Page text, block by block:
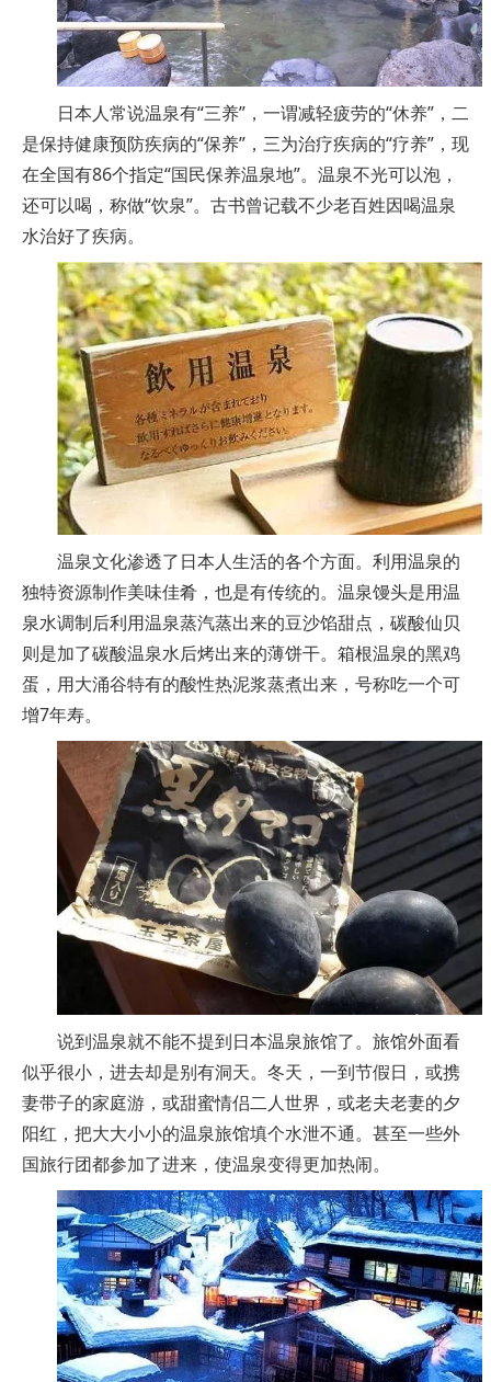
日本人常说温泉有“三养”，一谓减轻疲劳的“休养”，二
是保持健康预防疾病的“保养”，三为治疗疾病的“疗养”，现
在全国有86个指定“国民保养温泉地”。温泉不光可以泡，
还可以喝，称做“饮泉”。古书曾记载不少老百姓因喝温泉
水治好了疾病。
温泉文化渗透了日本人生活的各个方面。利用温泉的
独特资源制作美味佳肴，也是有传统的。温泉馒头是用温
泉水调制后利用温泉蒸汽蒸出来的豆沙馅甜点，碳酸仙贝
则是加了碳酸温泉水后烤出来的薄饼干。箱根温泉的黑鸡
蛋，用大涌谷特有的酸性热泥浆蒸煮出来，号称吃一个可
增7年寿。
说到温泉就不能不提到日本温泉旅馆了。旅馆外面看
似乎很小，进去却是别有洞天。冬天，一到节假日，或携
妻带子的家庭游，或甜蜜情侣二人世界，或老夫老妻的夕
阳红，把大大小小的温泉旅馆填个水泄不通。甚至一些外
国旅行团都参加了进来，使温泉变得更加热闹。